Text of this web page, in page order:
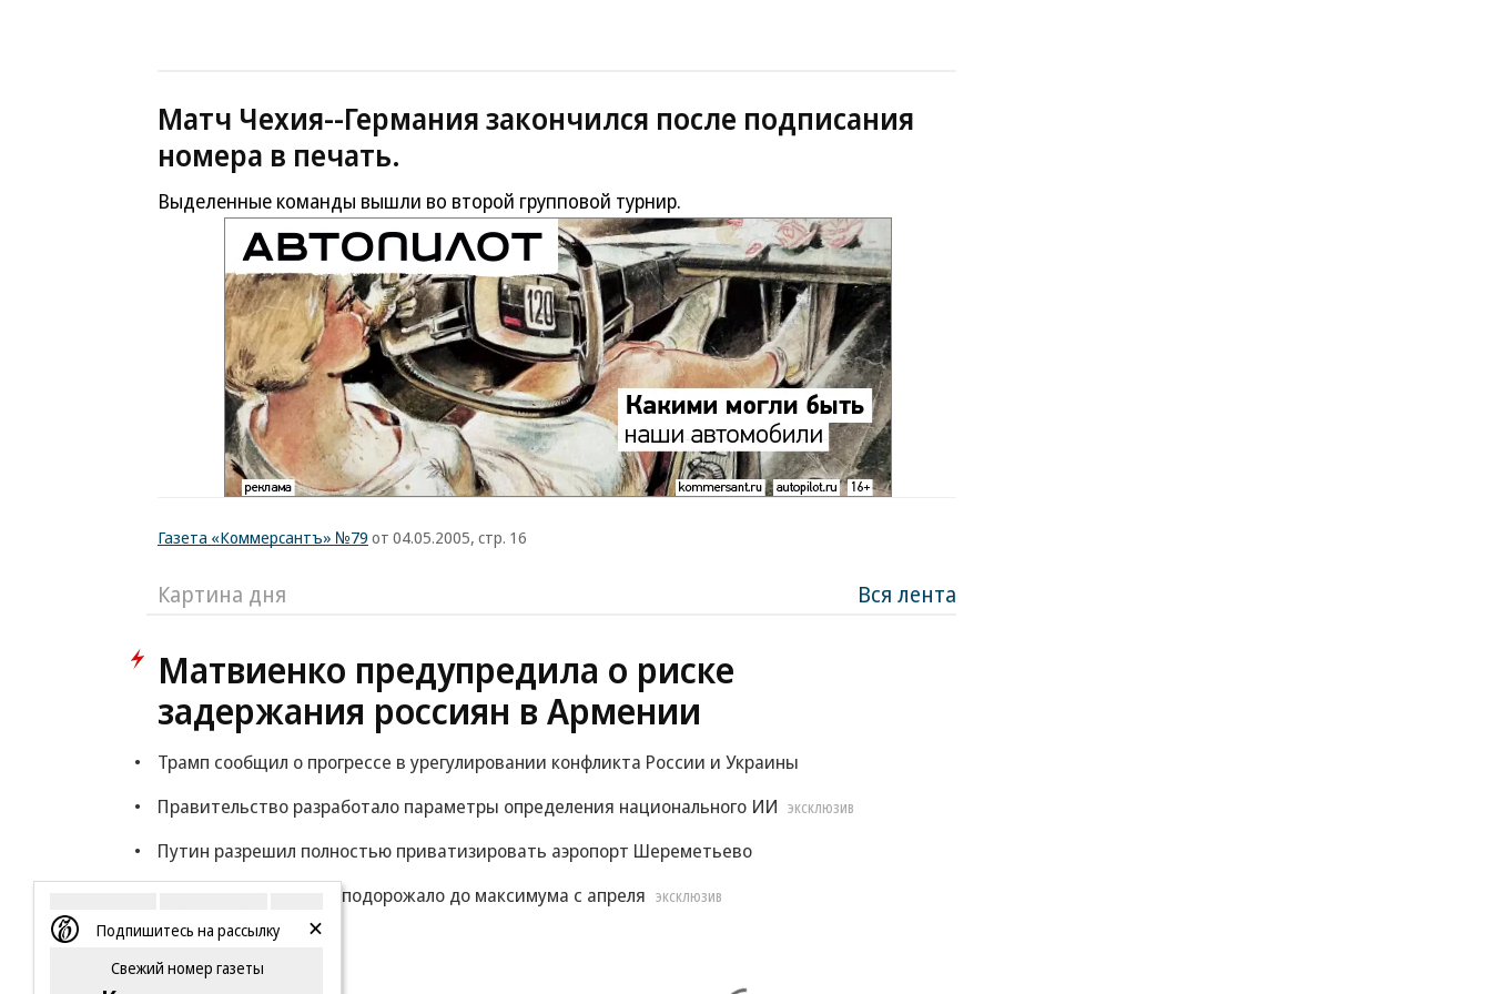
Матч Чехия--Германия закончился после подписания
номера в печать.
Выделенные команды вышли во второй групповой турнир.
Газета «Коммерсантъ» №79 от 04.05.2005, стр. 16
Картина дня Вся лента
Матвиенко предупредила о риске
задержания россиян в Армении
Трамп сообщил о прогрессе в урегулировании конфликта России и Украины
Правительство разработало параметры определения национального ИИ
ЭКСКЛЮЗИВ
Путин разрешил полностью приватизировать аэропорт Шереметьево
Дизтопливо в Европе подорожало до максимума с апреля
ЭКСКЛЮЗИВ
Еще
Подпишитесь на рассылку
Свежий номер газеты